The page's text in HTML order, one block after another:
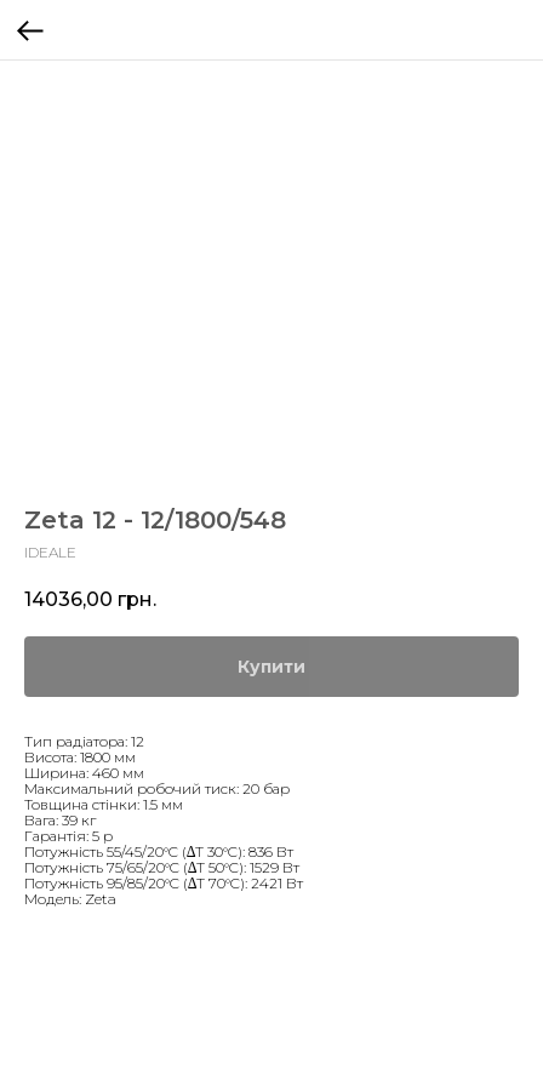
Zeta 12 - 12/1800/548
IDEALE
14036,00 грн.
Купити
Тип радіатора: 12
Висота: 1800 мм
Ширина: 460 мм
Максимальний робочий тиск: 20 бар
Товщина стінки: 1.5 мм
Вага: 39 кг
Гарантія: 5 р
Потужність 55/45/20°C (∆T 30°C): 836 Вт
Потужність 75/65/20°C (∆T 50°C): 1529 Вт
Потужність 95/85/20°C (∆T 70°C): 2421 Вт
Модель: Zeta